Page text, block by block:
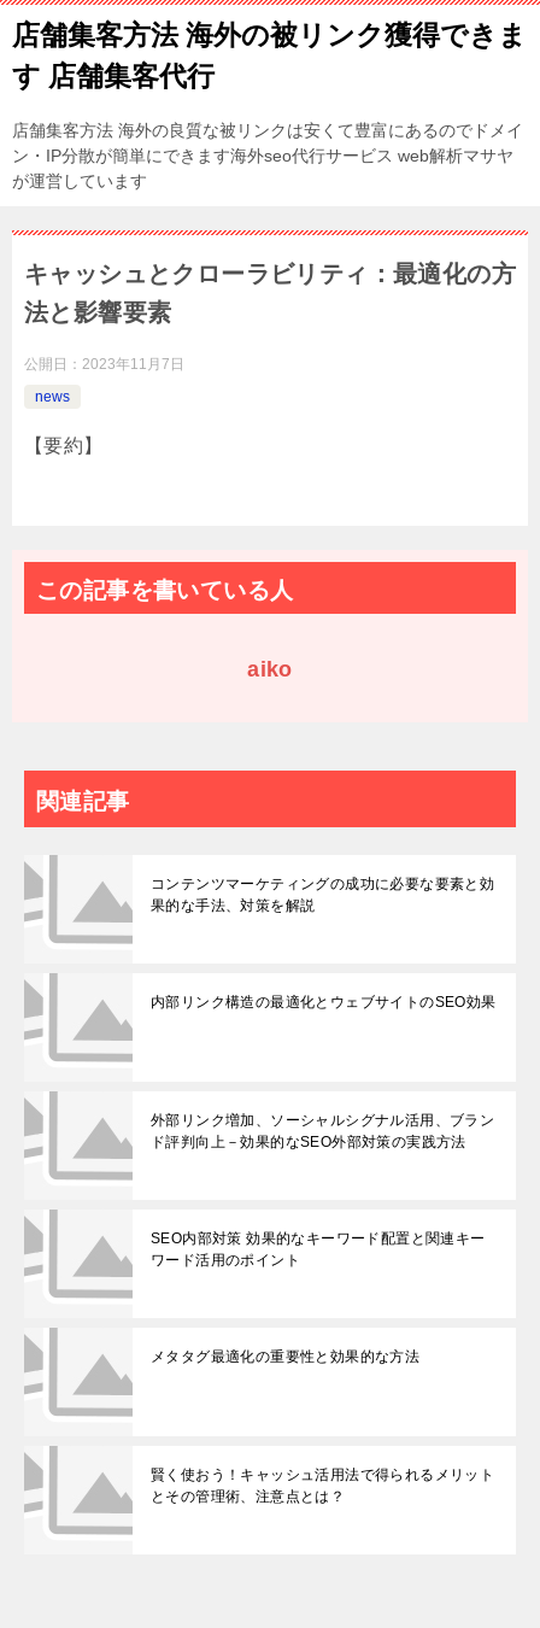
店舗集客方法 海外の被リンク獲得できま
す 店舗集客代行
店舗集客方法 海外の良質な被リンクは安くて豊富にあるのでドメイ
ン・IP分散が簡単にできます海外seo代行サービス web解析マサヤ
が運営しています
キャッシュとクローラビリティ：最適化の方
法と影響要素
公開日： 2023年11月7日
news
【要約】
この記事を書いている人
aiko
関連記事
コンテンツマーケティングの成功に必要な要素と効
果的な手法、対策を解説
内部リンク構造の最適化とウェブサイトのSEO効果
外部リンク増加、ソーシャルシグナル活用、ブラン
ド評判向上－効果的なSEO外部対策の実践方法
SEO内部対策 効果的なキーワード配置と関連キー
ワード活用のポイント
メタタグ最適化の重要性と効果的な方法
賢く使おう！キャッシュ活用法で得られるメリット
とその管理術、注意点とは？